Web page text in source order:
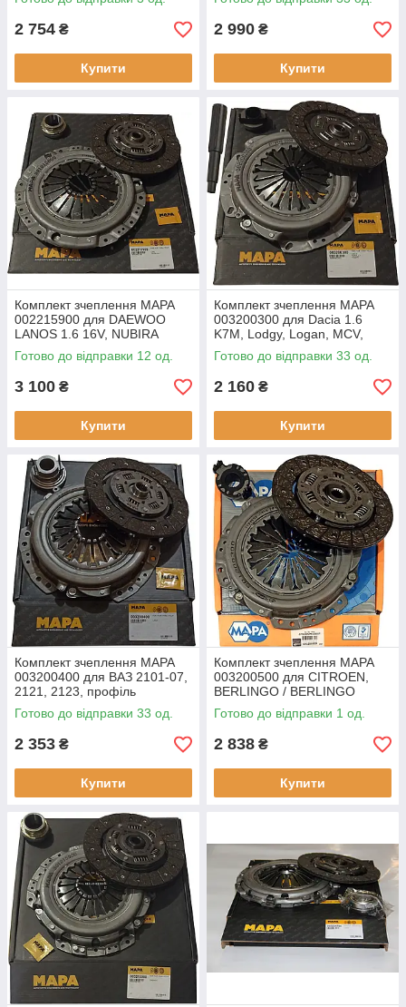
2 754 ₴
Купити
2 990 ₴
Купити
Комплект зчеплення MAPA
002215900 для DAEWOO
LANOS 1.6 16V, NUBIRA
(KLAJ) 1.6 16V, OPEL ASTRA
F 1.8i, 2.0i 91-98, CALIBRA A
Готово до відправки 12 од.
3 100 ₴
Купити
Комплект зчеплення MAPA
003200300 для Dacia 1.6
K7M, Lodgy, Logan, MCV,
Sandero, Renault 1.6 K7M, 1.4
K7J, Clio, Kangoo, Logan,
Готово до відправки 33 од.
2 160 ₴
Купити
Комплект зчеплення MAPA
003200400 для ВАЗ 2101-07,
2121, 2123, профіль
маточини: 20.1x23, число
зубців: 20, Ø диска: 200 мм.
Готово до відправки 33 од.
2 353 ₴
Купити
Комплект зчеплення MAPA
003200500 для CITROEN,
BERLINGO / BERLINGO
FIRST 1.9 D, 1.8 D, BX 1.8 D,
1.9 D, C15 1.8 D, XANTIA 1.9
Готово до відправки 1 од.
2 838 ₴
Купити